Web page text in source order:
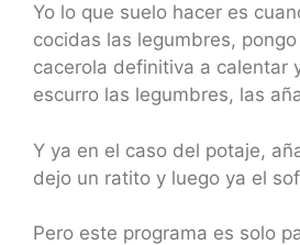
Yo lo que suelo hacer es
cocidas las legumbres,
cacerola definitiva a calentar
escurro las legumbres, las
Y ya en el caso del potaje,
dejo un ratito y luego ya el
Pero este programa es solo